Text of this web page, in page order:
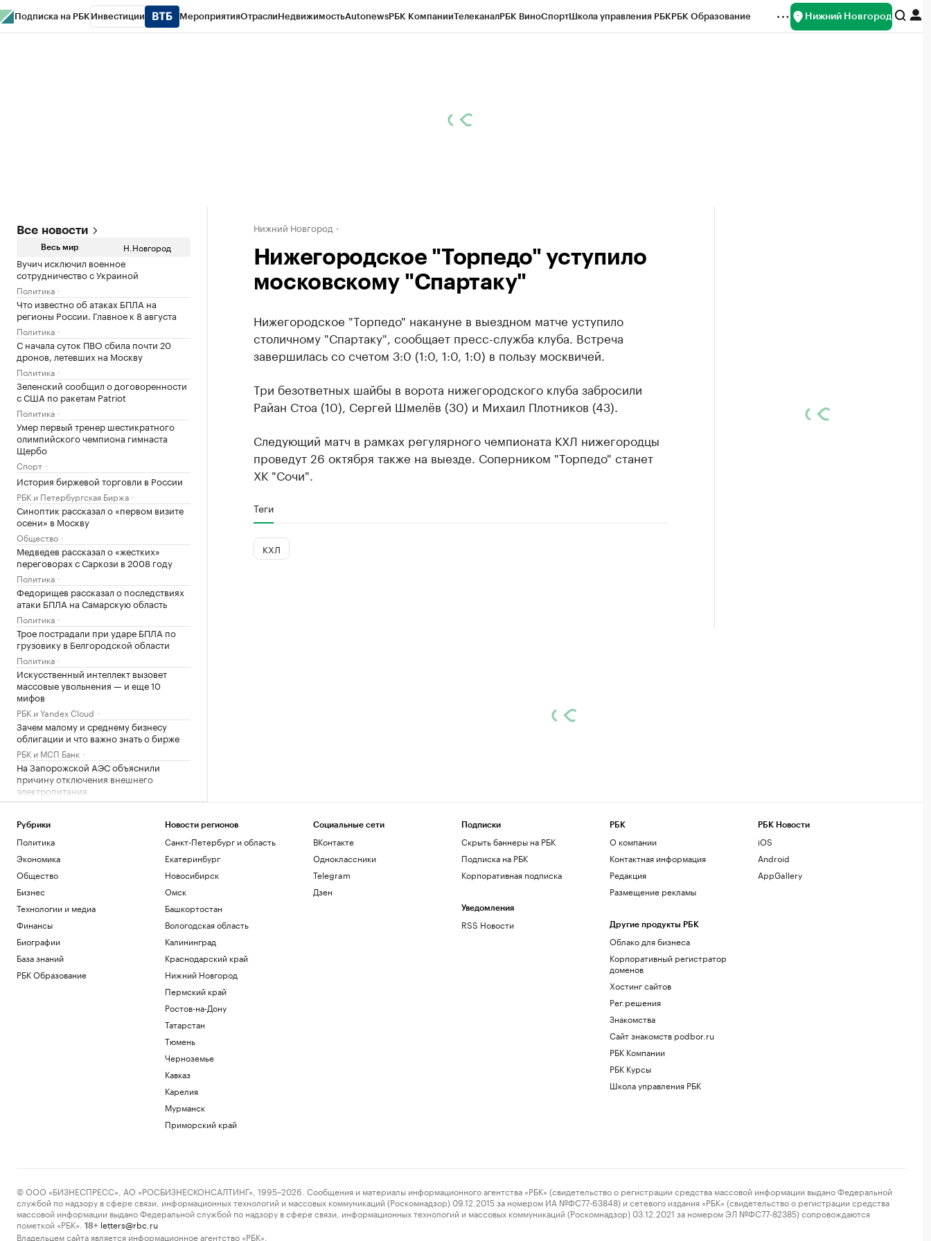
Подписка на РБК Инвестиции МероприятияОтраслиНедвижимостьAutonewsРБК КомпанииТелеканалРБК ВиноСпортШкола управления РБКРБК Образование Нижний Новгород
Все новости
Весь мир Н.Новгород
Вучич исключил военное
сотрудничество с Украиной
Политика
Что известно об атаках БПЛА на
регионы России. Главное к 8 августа
Политика
С начала суток ПВО сбила почти 20
дронов, летевших на Москву
Политика
Зеленский сообщил о договоренности
с США по ракетам Patriot
Политика
Умер первый тренер шестикратного
олимпийского чемпиона гимнаста
Щербо
Спорт
История биржевой торговли в России
РБК и Петербургская Биржа
Синоптик рассказал о «первом визите
осени» в Москву
Общество
Медведев рассказал о «жестких»
переговорах с Саркози в 2008 году
Политика
Федорищев рассказал о последствиях
атаки БПЛА на Самарскую область
Политика
Трое пострадали при ударе БПЛА по
грузовику в Белгородской области
Политика
Искусственный интеллект вызовет
массовые увольнения — и еще 10
мифов
РБК и Yandex Cloud
Зачем малому и среднему бизнесу
облигации и что важно знать о бирже
РБК и МСП Банк
На Запорожской АЭС объяснили
причину отключения внешнего
электропитания
Политика
Число пострадавших при атаке БПЛА
на Ильский НПЗ выросло до шести
Политика
Плющенко назвал радостью
возвращение Валиевой и Трусовой на
турниры ISU
Спорт
Жизнь с видом на пруд или реку:
подборка жилья у набережных и
пляжей
В КСИР назвали условие открытия
Ормузского пролива
Москвичей предупредили о спаде
Облигации вместо кредита: как малому
бизнесу разместить публичный долг
Нижний Новгород
Нижегородское "Торпедо" уступило
московскому "Спартаку"
Нижегородское "Торпедо" накануне в выездном матче уступило
столичному "Спартаку", сообщает пресс-служба клуба. Встреча
завершилась со счетом 3:0 (1:0, 1:0, 1:0) в пользу москвичей.
Три безответных шайбы в ворота нижегородского клуба забросили
Райан Стоа (10), Сергей Шмелёв (30) и Михаил Плотников (43).
Следующий матч в рамках регулярного чемпионата КХЛ нижегородцы
проведут 26 октября также на выезде. Соперником "Торпедо" станет
ХК "Сочи".
Теги
КХЛ
Рубрики
Политика
Экономика
Общество
Бизнес
Технологии и медиа
Финансы
Биографии
База знаний
РБК Образование
Новости регионов
Санкт-Петербург и область
Екатеринбург
Новосибирск
Омск
Башкортостан
Вологодская область
Калининград
Краснодарский край
Нижний Новгород
Пермский край
Ростов-на-Дону
Татарстан
Тюмень
Черноземье
Кавказ
Карелия
Мурманск
Приморский край
Социальные сети
ВКонтакте
Одноклассники
Telegram
Дзен
Подписки
Скрыть баннеры на РБК
Подписка на РБК
Корпоративная подписка
Уведомления
RSS Новости
РБК
О компании
Контактная информация
Редакция
Размещение рекламы
Другие продукты РБК
Облако для бизнеса
Корпоративный регистратор
доменов
Хостинг сайтов
Рег.решения
Знакомства
Сайт знакомств podbor.ru
РБК Компании
РБК Курсы
Школа управления РБК
РБК Новости
iOS
Android
AppGallery
© ООО «БИЗНЕСПРЕСС», АО «РОСБИЗНЕСКОНСАЛТИНГ», 1995–2026. Сообщения и материалы информационного агентства «РБК» (свидетельство о регистрации средства массовой информации выдано Федеральной
службой по надзору в сфере связи, информационных технологий и массовых коммуникаций (Роскомнадзор) 09.12.2015 за номером ИА №ФС77-63848) и сетевого издания «РБК» (свидетельство о регистрации средства
массовой информации выдано Федеральной службой по надзору в сфере связи, информационных технологий и массовых коммуникаций (Роскомнадзор) 03.12.2021 за номером ЭЛ №ФС77-82385) сопровождаются
пометкой «РБК».
18+ letters@rbc.ru
Владельцем сайта является информационное агентство «РБК».